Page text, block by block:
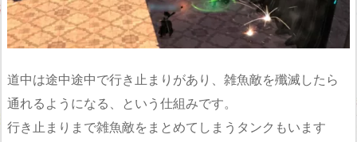
道中は途中途中で行き止まりがあり、雑魚敵を殲滅したら
通れるようになる、という仕組みです。
行き止まりまで雑魚敵をまとめてしまうタンクもいます